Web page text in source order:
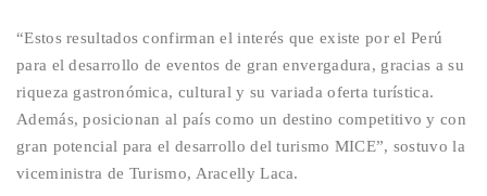
“Estos resultados confirman el interés que existe por el Perú
para el desarrollo de eventos de gran envergadura, gracias a su
riqueza gastronómica, cultural y su variada oferta turística.
Además, posicionan al país como un destino competitivo y con
gran potencial para el desarrollo del turismo MICE”, sostuvo la
viceministra de Turismo, Aracelly Laca.